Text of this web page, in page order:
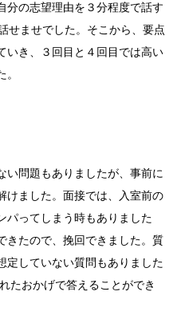
分の志望理由を３分程度で話す
せませでした。そこから、要点
いき、３回目と４回目では高い
い問題もありましたが、事前に
けました。面接では、入室前の
パってしまう時もありました
きたので、挽回できました。質
定していない質問もありました
たおかげで答えることができ